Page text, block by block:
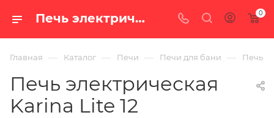
Печь электрическая Karina Lite 12 — цена в Екатеринбурге, купить в интернет-магазине «100 печей.ру» 0
Главная — Каталог — Печи — Печи для бани — Печь
Печь электрическая
Karina Lite 12